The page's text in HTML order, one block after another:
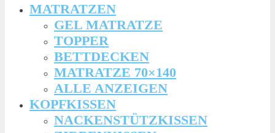
MATRATZEN
GEL MATRATZE
TOPPER
BETTDECKEN
MATRATZE 70×140
ALLE ANZEIGEN
KOPFKISSEN
NACKENSTÜTZKISSEN